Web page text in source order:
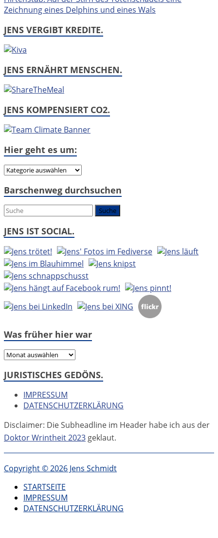
JENS VERGIBT KREDITE.
JENS ERNÄHRT MENSCHEN.
JENS KOMPENSIERT CO2.
Hier geht es um:
Hier
es
Barschenweg durchsuchen
JENS IST SOCIAL.
Was früher hier war
Was
hier
JURISTISCHES GEDÖNS.
IMPRESSUM
DATENSCHUTZERKLÄRUNG
Disclaimer: Die Subheadline im Header habe ich aus der
Doktor Wrintheit 2023 geklaut.
Copyright © 2026 Jens Schmidt
STARTSEITE
IMPRESSUM
DATENSCHUTZERKLÄRUNG